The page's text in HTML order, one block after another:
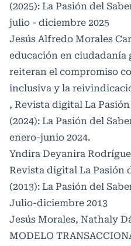
(2025): La Pasión del
julio - diciembre 2025
Jesús Alfredo Morales
educación en ciudadanía
reiteran el compromiso
inclusiva y la
, Revista digital La Pasión
(2024): La Pasión del
enero-junio 2024.
Yndira Deyanira
Revista digital La Pasión
(2013): La Pasión del
Julio-diciembre 2013
Jesús Morales, Nathaly
MODELO